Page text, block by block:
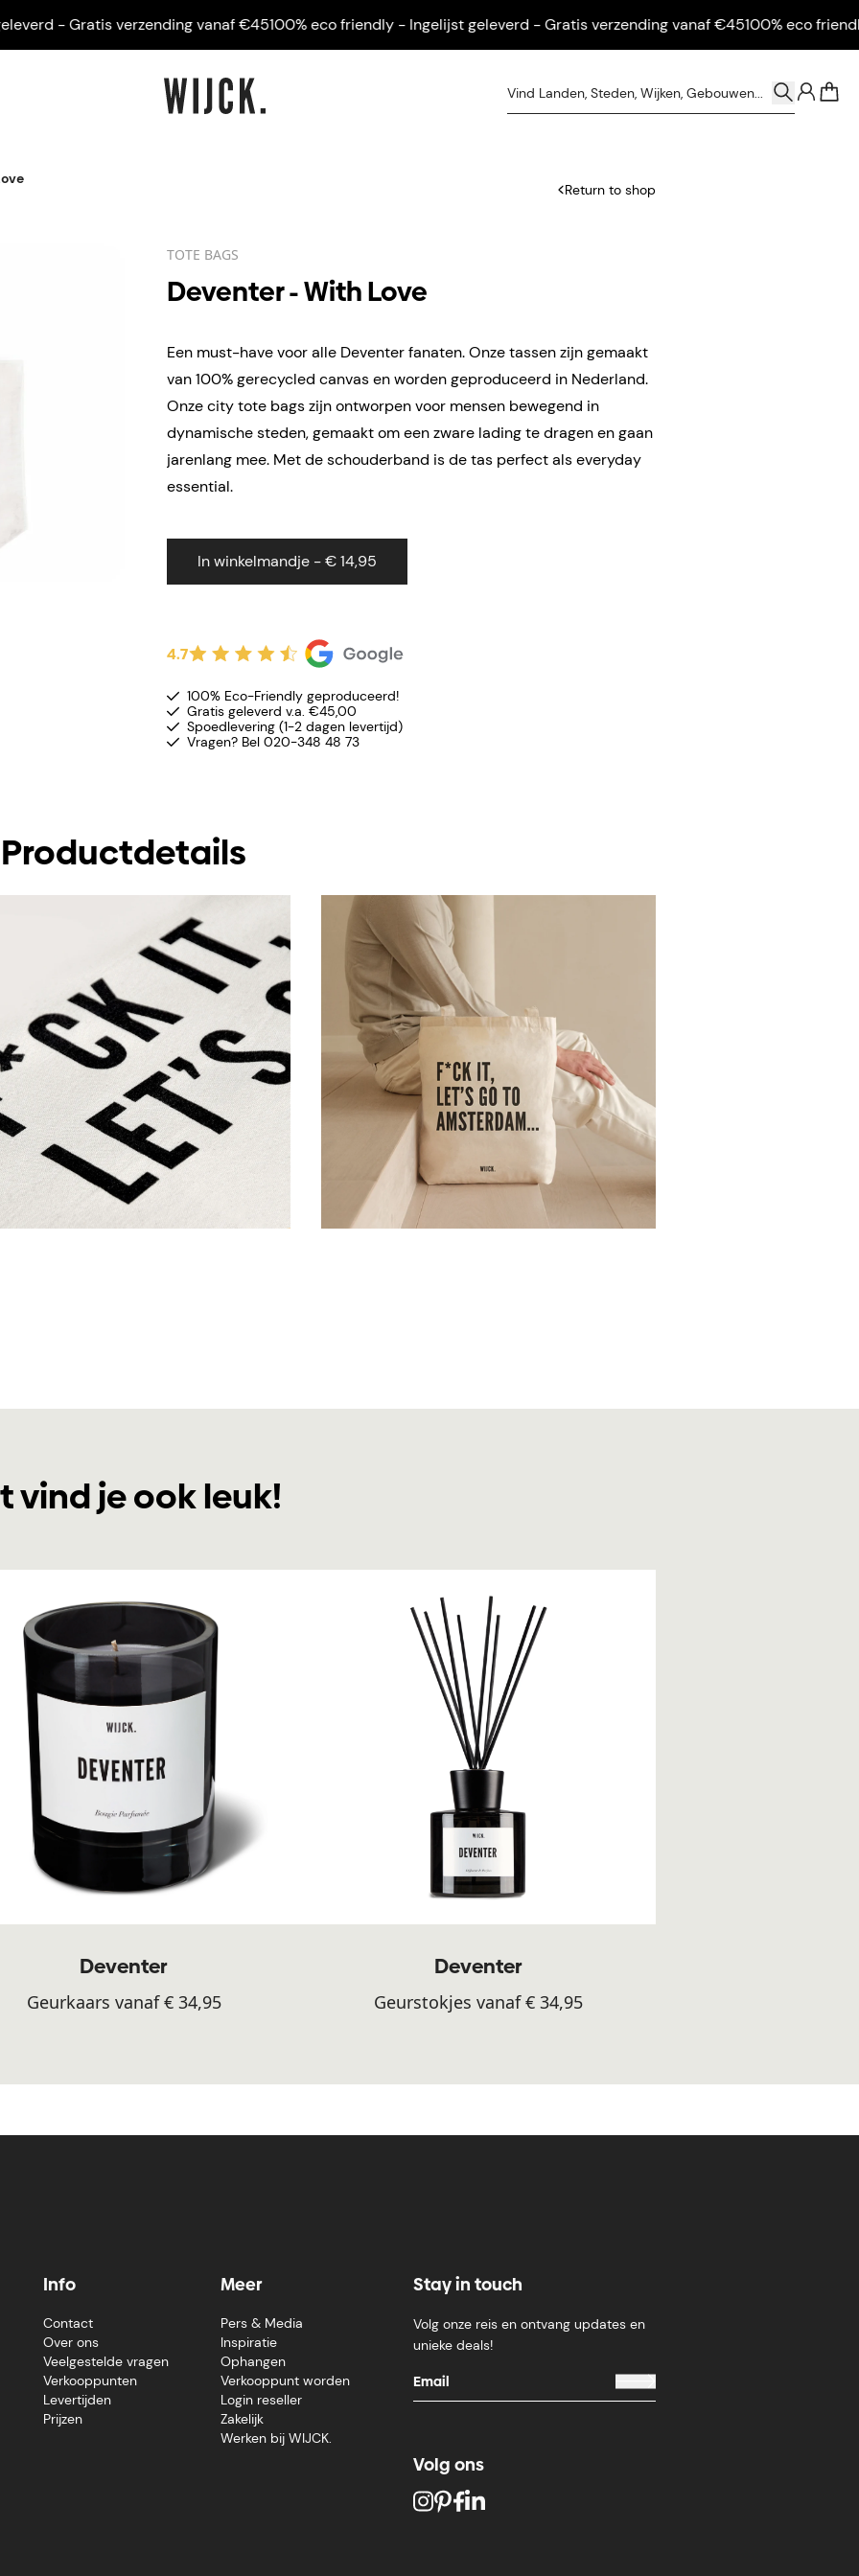
- Gratis verzending vanaf €45100% eco friendly - Ingelijst geleverd - Gratis verzending vanaf €45100% eco friendly -
Return to shop
TOTE BAGS
Deventer - With Love
Een must-have voor alle Deventer fanaten. Onze tassen zijn gemaakt
van 100% gerecycled canvas en worden geproduceerd in Nederland.
Onze city tote bags zijn ontworpen voor mensen bewegend in
dynamische steden, gemaakt om een zware lading te dragen en gaan
jarenlang mee. Met de schouderband is de tas perfect als everyday
essential.
In winkelmandje - € 14,95
4.7
100% Eco-Friendly geproduceerd!
Gratis geleverd v.a. €45,00
Spoedlevering (1-2 dagen levertijd)
Vragen? Bel 020-348 48 73
Productdetails
vind je ook leuk!
Deventer
Geurkaars vanaf € 34,95
Deventer
Geurstokjes vanaf € 34,95
Info
Contact
Over ons
Veelgestelde vragen
Verkooppunten
Levertijden
Prijzen
Meer
Pers & Media
Inspiratie
Ophangen
Verkooppunt worden
Login reseller
Zakelijk
Werken bij WIJCK.
Stay in touch
Volg onze reis en ontvang updates en
unieke deals!
Volg ons